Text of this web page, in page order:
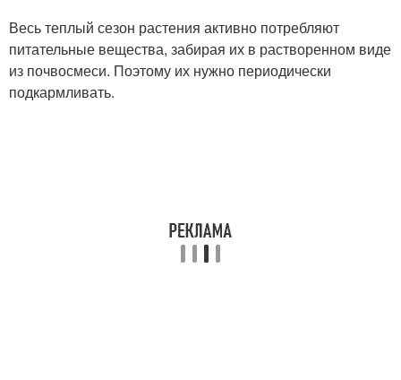
Весь теплый сезон растения активно потребляют
питательные вещества, забирая их в растворенном виде
из почвосмеси. Поэтому их нужно периодически
подкармливать.